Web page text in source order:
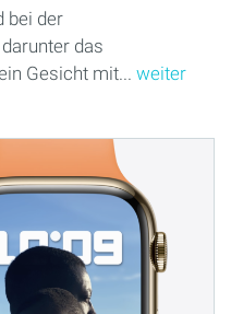
bei der
das
Gesicht mit... weiter